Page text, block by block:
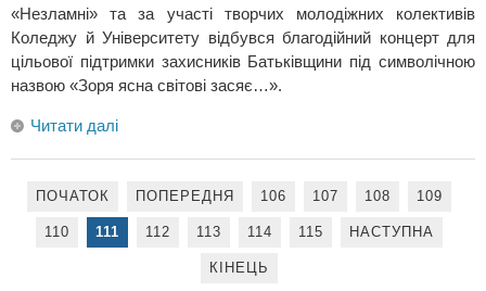
«Незламні» та за участі творчих молодіжних колективів
Коледжу й Університету відбувся благодійний концерт для
цільової підтримки захисників Батьківщини під символічною
назвою «Зоря ясна світові засяє…».
Читати далі
ПОЧАТОК ПОПЕРЕДНЯ 106 107 108 109
110 111 112 113 114 115 НАСТУПНА
КІНЕЦЬ